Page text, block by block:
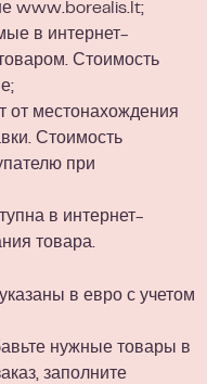
www.borealis.lt;
в интернет-
Стоимость
от местонахождения
Стоимость
при
в интернет-
товара.
в евро с учетом
нужные товары в
заполните